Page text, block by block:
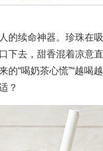
的续命神器。珍珠在
下去，甜香混着凉
“喝奶茶心慌”“越喝
？